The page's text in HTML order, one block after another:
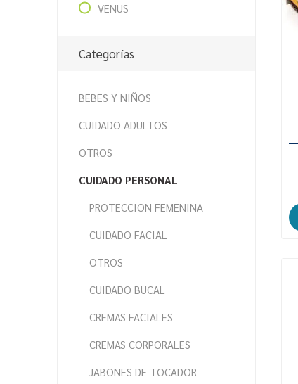
VENUS
Categorías
BEBES Y NIÑOS
CUIDADO ADULTOS
OTROS
CUIDADO PERSONAL
PROTECCION FEMENINA
CUIDADO FACIAL
OTROS
CUIDADO BUCAL
CREMAS FACIALES
CREMAS CORPORALES
JABONES DE TOCADOR